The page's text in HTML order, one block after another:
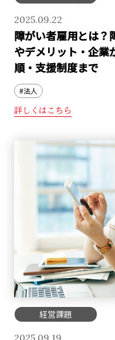
2025.09.22
障がい者雇用とは？
やデメリット・企業
順・支援制度まで
#法人
詳しくはこちら
経営課題